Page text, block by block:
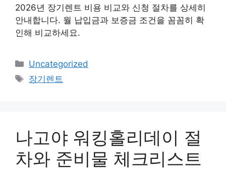
2026년 장기렌트 비용 비교와 신청 절차를 상세히
안내합니다. 월 납입금과 보증금 조건을 꼼꼼히 확
인해 비교하세요.
Categories
Uncategorized
Tags
장기렌트
나고야 워킹홀리데이 절
차와 준비물 체크리스트